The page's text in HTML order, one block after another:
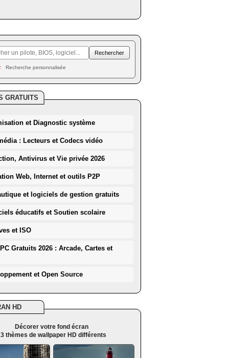
Recherche personnalisée
GRATUITS
et Diagnostic système
: Lecteurs et Codecs vidéo
Antivirus et Vie privée 2026
Web, Internet et outils P2P
et logiciels de gestion gratuits
éducatifs et Soutien scolaire
et ISO
Gratuits 2026 : Arcade, Cartes et
et Open Source
HD
Décorer votre fond écran
thèmes de wallpaper HD différents